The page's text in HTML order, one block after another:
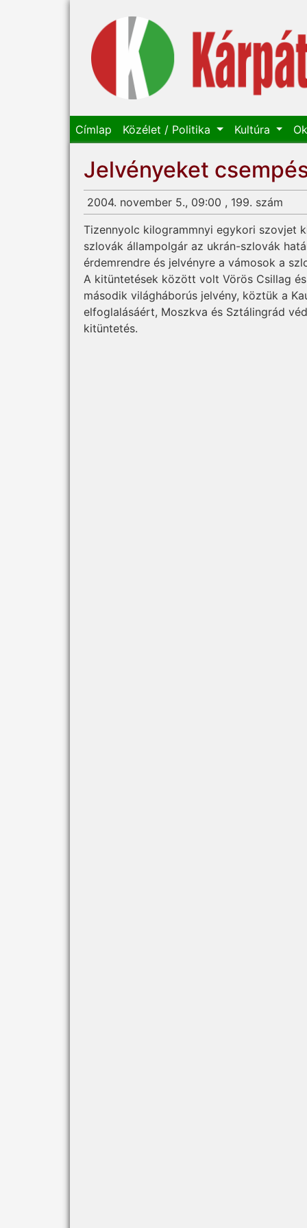
Címlap Közélet / Politika Kultúra
Jelvényeket
2004. november 5., 09:00 , 199. szám
Tizennyolc kilogrammnyi egykori szovjet
szlovák állampolgár az ukrán-szlovák
érdemrendre és jelvényre a vámosok a
A kitüntetések között volt Vörös Csillag
második világháborús jelvény, köztük a
elfoglalásáért, Moszkva és Sztálingrád
kitüntetés.